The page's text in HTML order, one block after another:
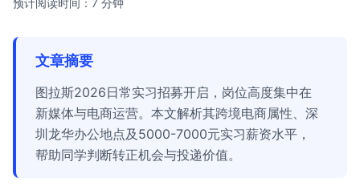
预计阅读时间：7 分钟
文章摘要
图拉斯2026日常实习招募开启，岗位高度集中在
新媒体与电商运营。本文解析其跨境电商属性、深
圳龙华办公地点及5000-7000元实习薪资水平，
帮助同学判断转正机会与投递价值。